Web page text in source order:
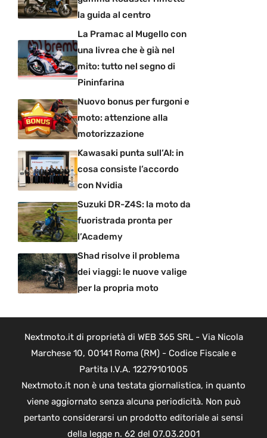
la guida al centro
La Pramac al Mugello con
una livrea che è già nel
mito: tutto nel segno di
Pininfarina
Nuovo bonus per furgoni e
moto: attenzione alla
motorizzazione
Kawasaki punta sull’AI: in
cosa consiste l’accordo
con Nvidia
Suzuki DR-Z4S: la moto da
fuoristrada pronta per
l’Academy
Shad risolve il problema
dei viaggi: le nuove valige
per la propria moto
Nextmoto.it di proprietà di WEB 365 SRL - Via Nicola
Marchese 10, 00141 Roma (RM) - Codice Fiscale e
Partita I.V.A. 12279101005
Nextmoto.it non è una testata giornalistica, in quanto
viene aggiornato senza alcuna periodicità. Non può
pertanto considerarsi un prodotto editoriale ai sensi
della legge n. 62 del 07.03.2001